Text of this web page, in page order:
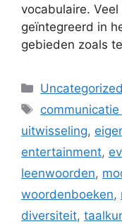
vocabulaire.
geïntegreerd in
gebieden zoals
Categorieën
Uncategorized
Tags
uitwisseling,
entertainment,
leenwoorden,
woordenboeken,
diversiteit,